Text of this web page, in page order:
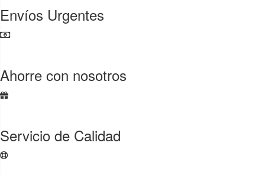
Envíos Urgentes
Ahorre con nosotros
Servicio de Calidad